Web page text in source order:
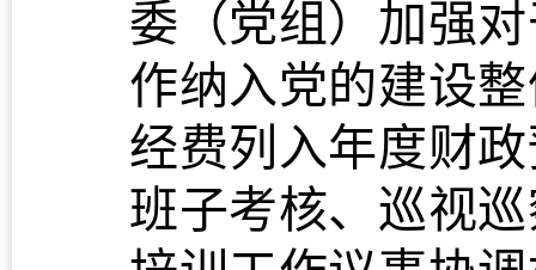
委（党组）加强
作纳入党的建设
经费列入年度财
班子考核、巡视